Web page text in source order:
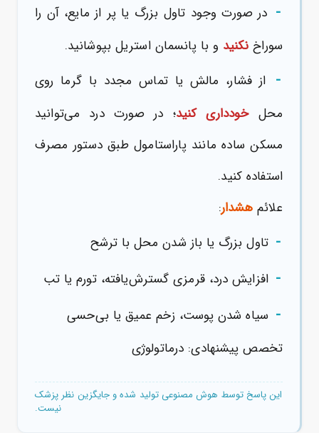
- در صورت وجود تاول بزرگ یا پر از مایع، آن را
سوراخ نکنید و با پانسمان استریل بپوشانید.
- از فشار، مالش یا تماس مجدد با گرما روی
محلخودداری کنید؛ در صورت درد می‌توانید
مسکن ساده مانند پاراستامول طبق دستور مصرف
استفاده کنید.
علائم هشدار:
- تاول بزرگ یا باز شدن محل با ترشح
- افزایش درد، قرمزی گسترش‌یافته، تورم یا تب
- سیاه شدن پوست، زخم عمیق یا بی‌حسی
تخصص پیشنهادی: درماتولوژی
این پاسخ توسط هوش مصنوعی تولید شده و جایگزین نظر پزشک
نیست.